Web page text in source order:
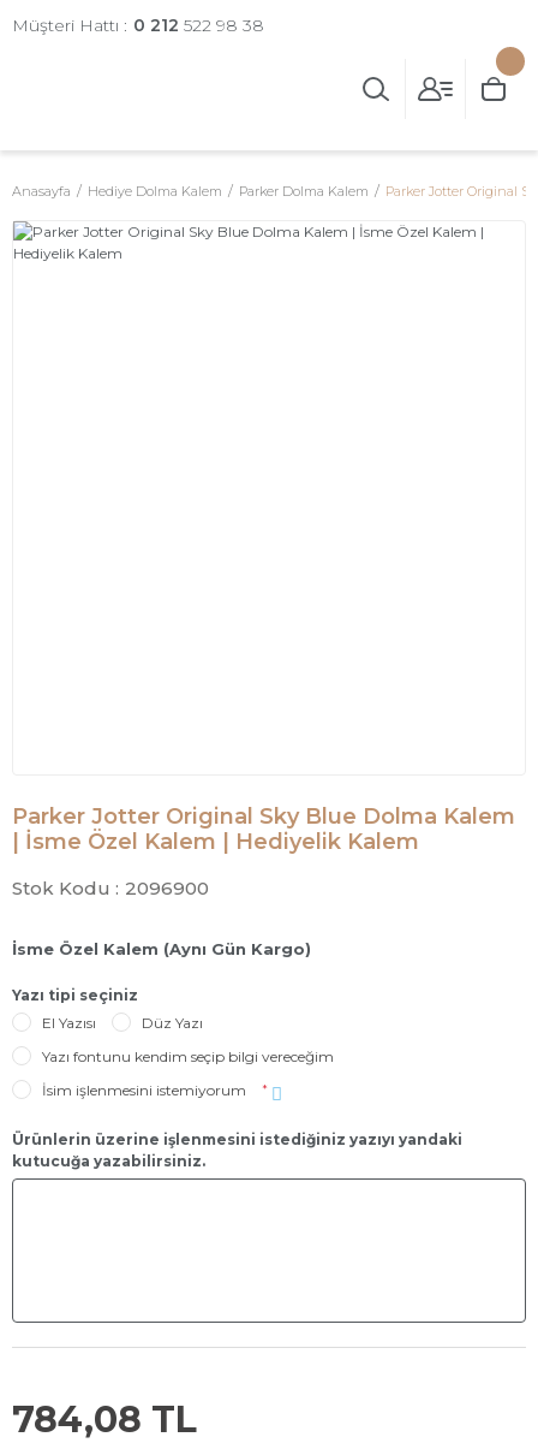
Müşteri Hattı : 0 212 522 98 38
Anasayfa Hediye Dolma Kalem Parker Dolma Kalem Parker Jotter Original
Parker Jotter Original Sky Blue Dolma Kalem
| İsme Özel Kalem | Hediyelik Kalem
Stok Kodu : 2096900
İsme Özel Kalem (Aynı Gün Kargo)
Yazı tipi seçiniz
El Yazısı
Düz Yazı
Yazı fontunu kendim seçip bilgi vereceğim
İsim işlenmesini istemiyorum
*
Ürünlerin üzerine işlenmesini istediğiniz yazıyı yandaki
kutucuğa yazabilirsiniz.
784,08 TL